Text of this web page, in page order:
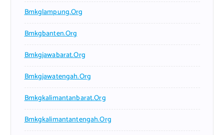
Bmkglampung.org
Bmkgbanten.org
Bmkgjawabarat.org
Bmkgjawatengah.org
Bmkgkalimantanbarat.org
Bmkgkalimantantengah.org